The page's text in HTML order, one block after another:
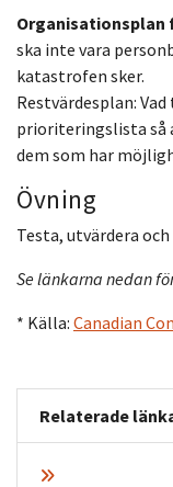
ska inte vara
katastrofen sker.
Restvärdesplan:
prioriteringslista så
dem som har
Övning
Testa, utvärdera
Se länkarna nedan
* Källa: Canadian
Relaterade